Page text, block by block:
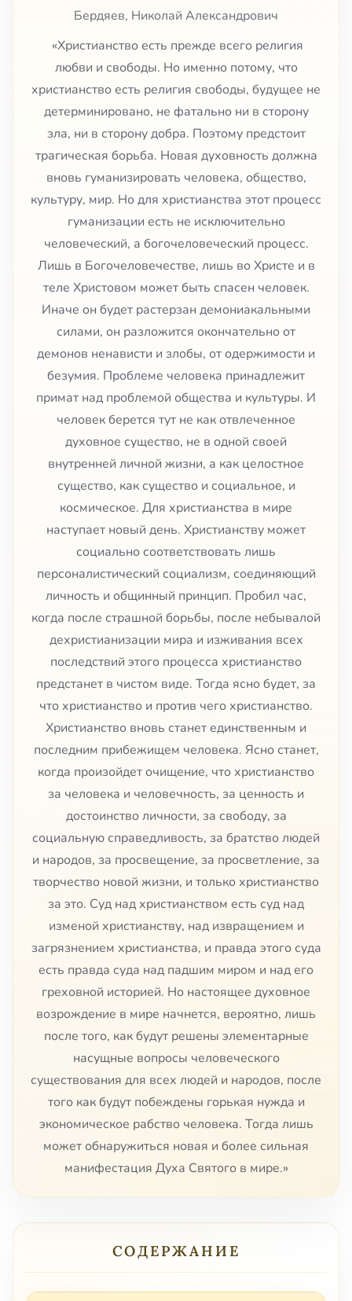
Бердяев, Николай Александрович
«Христианство есть прежде всего религия
любви и свободы. Но именно потому, что
христианство есть религия свободы, будущее не
детерминировано, не фатально ни в сторону
зла, ни в сторону добра. Поэтому предстоит
трагическая борьба. Новая духовность должна
вновь гуманизировать человека, общество,
культуру, мир. Но для христианства этот процесс
гуманизации есть не исключительно
человеческий, а богочеловеческий процесс.
Лишь в Богочеловечестве, лишь во Христе и в
теле Христовом может быть спасен человек.
Иначе он будет растерзан демониакальными
силами, он разложится окончательно от
демонов ненависти и злобы, от одержимости и
безумия. Проблеме человека принадлежит
примат над проблемой общества и культуры. И
человек берется тут не как отвлеченное
духовное существо, не в одной своей
внутренней личной жизни, а как целостное
существо, как существо и социальное, и
космическое. Для христианства в мире
наступает новый день. Христианству может
социально соответствовать лишь
персоналистический социализм, соединяющий
личность и общинный принцип. Пробил час,
когда после страшной борьбы, после небывалой
дехристианизации мира и изживания всех
последствий этого процесса христианство
предстанет в чистом виде. Тогда ясно будет, за
что христианство и против чего христианство.
Христианство вновь станет единственным и
последним прибежищем человека. Ясно станет,
когда произойдет очищение, что христианство
за человека и человечность, за ценность и
достоинство личности, за свободу, за
социальную справедливость, за братство людей
и народов, за просвещение, за просветление, за
творчество новой жизни, и только христианство
за это. Суд над христианством есть суд над
изменой христианству, над извращением и
загрязнением христианства, и правда этого суда
есть правда суда над падшим миром и над его
греховной историей. Но настоящее духовное
возрождение в мире начнется, вероятно, лишь
после того, как будут решены элементарные
насущные вопросы человеческого
существования для всех людей и народов, после
того как будут побеждены горькая нужда и
экономическое рабство человека. Тогда лишь
может обнаружиться новая и более сильная
манифестация Духа Святого в мире.»
СОДЕРЖАНИЕ